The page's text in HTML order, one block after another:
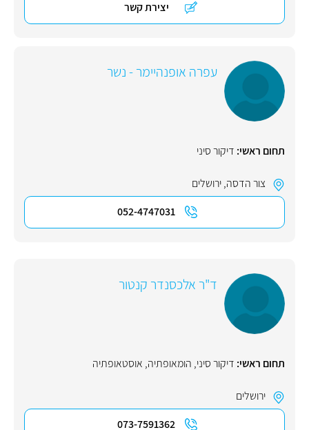
יצירת קשר
עפרה אופנהיימר - נשר
תחום ראשי: דיקור סיני
צור הדסה,ירושלים
052-4747031
ד"ר אלכסנדר קנטור
תחום ראשי: דיקור סיני, הומאופתיה, אוסטאופתיה
ירושלים
073-7591362